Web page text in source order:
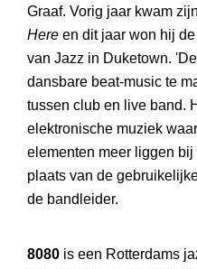
Graaf. Vorig jaar kwam
Here en dit jaar won hij
van Jazz in Duketown.
dansbare beat-music te
tussen club en live band.
elektronische muziek
elementen meer liggen
plaats van de
de bandleider.
8080 is een Rotterdams